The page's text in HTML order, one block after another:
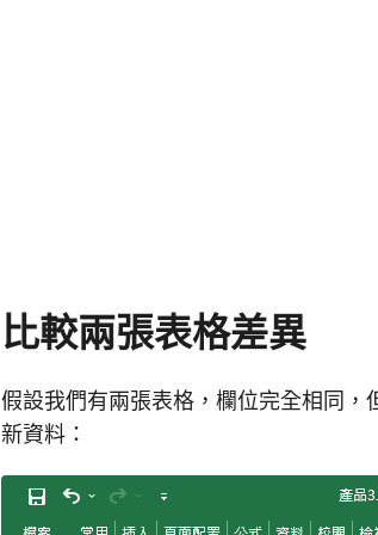
比較兩張表格差異
假設我們有兩張表格，欄位完全相同
新資料：